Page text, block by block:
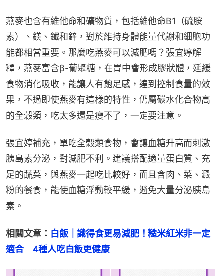
燕麥也含有維他命和礦物質，包括維他命B1（硫胺
素）、鎂、鐵和鋅，對於維持身體能量代謝和細胞功
能都相當重要。那麼吃燕麥可以減肥嗎？張宜婷解
釋，燕麥富含β-葡聚糖，在胃中會形成膠狀體，延緩
食物消化吸收，能讓人有飽足感，達到控制食量的效
果，不過即使燕麥有這樣的特性，仍屬碳水化合物高
的全穀類，吃太多還是瘦不了，一定要注意。
張宜婷補充，單吃全榖類食物，會讓血糖升高而刺激
胰島素分泌，對減肥不利。建議搭配適量蛋白質、充
足的蔬菜，與燕麥一起吃比較好，而且含肉、菜、澱
粉的餐食，能使血糖浮動較平緩，避免大量分泌胰島
素。
相關文章： 白飯｜識得食更易減肥！糙米紅米非一定
適合　4種人吃白飯更健康